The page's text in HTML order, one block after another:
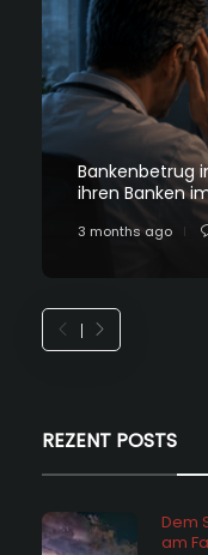
Bankenbetrug
ihren Banken
3 months ago
REZENT POSTS
Dem
am